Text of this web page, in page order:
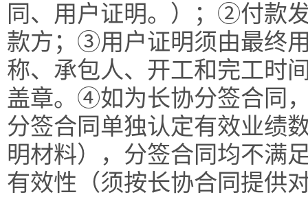
同、用户证明。）；②付款
款方；③用户证明须由最终
称、承包人、开工和完工时
盖章。④如为长协分签合同
分签合同单独认定有效业绩
明材料），分签合同均不满
有效性（须按长协合同提供